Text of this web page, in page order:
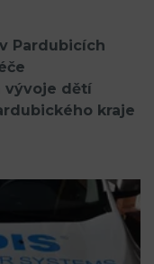
Pardubicích
vývoje dětí
kraje